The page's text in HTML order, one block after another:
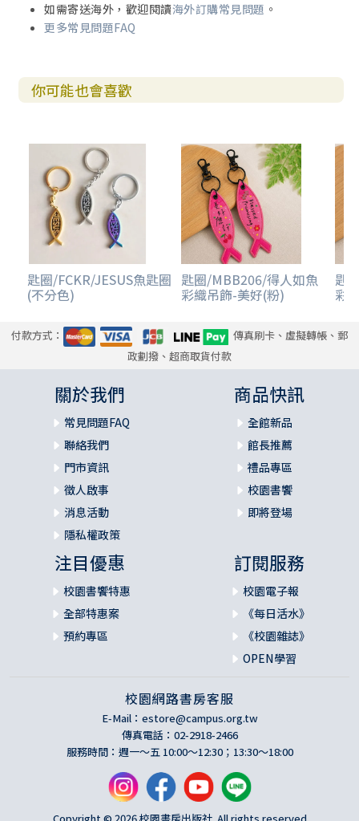
如需寄送海外，歡迎閱讀海外訂購常見問題 。
更多常見問題FAQ
你可能也會喜歡
匙圈/FCKR/JESUS魚匙圈
(不分色)
匙圈/MBB206/得人如魚
彩織吊飾-美好(粉)
匙
彩
付款方式：
傳真刷卡、虛擬轉帳、郵
政劃撥、超商取貨付款
關於我們
常見問題FAQ
聯絡我們
門市資訊
徵人啟事
消息活動
隱私權政策
商品快訊
全館新品
館長推薦
禮品專區
校園書饗
即將登場
注目優惠
校園書饗特惠
全部特惠案
預約專區
訂閱服務
校園電子報
《每日活水》
《校園雜誌》
OPEN學習
校園網路書房客服
E-Mail： estore@campus.org.tw
傳真電話：02-2918-2466
服務時間：週一～五 10:00～12:30；13:30～18:00
Copyright © 2026 校園書房出版社. All rights reserved